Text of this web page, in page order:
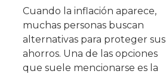
Cuando la inflación aparece,
muchas personas buscan
alternativas para proteger sus
ahorros. Una de las opciones
que suele mencionarse es la